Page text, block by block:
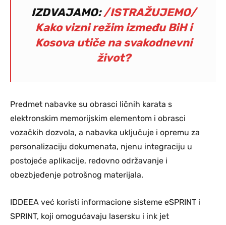
IZDVAJAMO:/ISTRAŽUJEMO/
Kako vizni režim između BiH i
Kosova utiče na svakodnevni
život?
Predmet nabavke su obrasci ličnih karata s
elektronskim memorijskim elementom i obrasci
vozačkih dozvola, a nabavka uključuje i opremu za
personalizaciju dokumenata, njenu integraciju u
postojeće aplikacije, redovno održavanje i
obezbjeđenje potrošnog materijala.
IDDEEA već koristi informacione sisteme eSPRINT i
SPRINT, koji omogućavaju lasersku i ink jet